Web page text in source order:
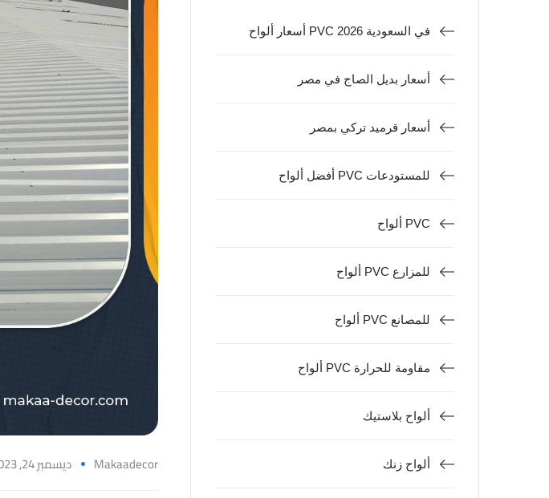
Makaadecor ديسمبر 24, 2023
أسعار ألواح PVC في السعودية 2026
أسعار بديل الصاج في مصر
أسعار قرميد تركي بمصر
أفضل ألواح PVC للمستودعات
ألواح PVC
ألواح PVC للمزارع
ألواح PVC للمصانع
ألواح PVC مقاومة للحرارة
ألواح بلاستيك
ألواح زنك